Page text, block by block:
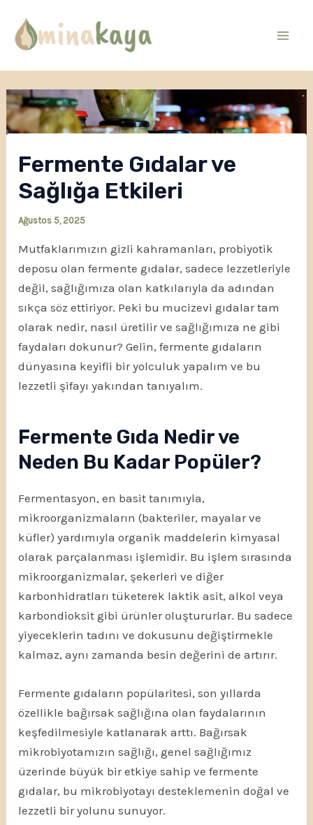
atla
Fermente Gıdalar ve
Sağlığa Etkileri
Ağustos 5, 2025
Mutfaklarımızın gizli kahramanları, probiyotik
deposu olan fermente gıdalar, sadece lezzetleriyle
değil, sağlığımıza olan katkılarıyla da adından
sıkça söz ettiriyor. Peki bu mucizevi gıdalar tam
olarak nedir, nasıl üretilir ve sağlığımıza ne gibi
faydaları dokunur? Gelin, fermente gıdaların
dünyasına keyifli bir yolculuk yapalım ve bu
lezzetli şifayı yakından tanıyalım.
Fermente Gıda Nedir ve
Neden Bu Kadar Popüler?
Fermentasyon, en basit tanımıyla,
mikroorganizmaların (bakteriler, mayalar ve
küfler) yardımıyla organik maddelerin kimyasal
olarak parçalanması işlemidir. Bu işlem sırasında
mikroorganizmalar, şekerleri ve diğer
karbonhidratları tüketerek laktik asit, alkol veya
karbondioksit gibi ürünler oluştururlar. Bu sadece
yiyeceklerin tadını ve dokusunu değiştirmekle
kalmaz, aynı zamanda besin değerini de artırır.
Fermente gıdaların popülaritesi, son yıllarda
özellikle bağırsak sağlığına olan faydalarının
keşfedilmesiyle katlanarak arttı. Bağırsak
mikrobiyotamızın sağlığı, genel sağlığımız
üzerinde büyük bir etkiye sahip ve fermente
gıdalar, bu mikrobiyotayı desteklemenin doğal ve
lezzetli bir yolunu sunuyor.